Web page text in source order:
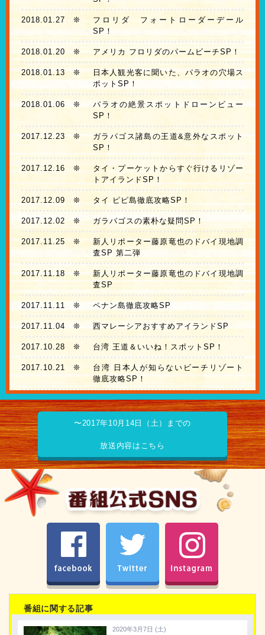
2018.01.27 ❊
フロリダ フォートローダーデール
SP！
2018.01.20 ❊ アメリカ フロリダのパームビーチSP！
2018.01.13❊
日本人観光客に聞いた、パラオの穴場ス
ポットSP！
2018.01.06 ❊
パラオの絶景スポットドローンビュー
SP！
2017.12.23❊
ガラパゴス諸島の王道&意外なスポット
SP！
2017.12.16 ❊
タイ・プーケットからすぐ行けるリゾー
トアイランドSP！
2017.12.09 ❊ タイ ピピ島徹底攻略SP！
2017.12.02 ❊ ガラパゴスの素朴な疑問SP！
2017.11.25❊
新人リポーター藤原竜也のドバイ現地調
査SP 第二弾
2017.11.18❊
新人リポーター藤原竜也のドバイ現地調
査SP
2017.11.11 ❊ ペナン島徹底攻略SP
2017.11.04 ❊ 西マレーシアおすすめアイランドSP
2017.10.28 ❊ 台湾 王道＆いいね！スポットSP！
2017.10.21 ❊
台湾 日本人が知らないビーチリゾート
徹底攻略SP！
〜2017年10月14日（土）までの
放送内容はこちら
facebook Twitter
番組に関する記事